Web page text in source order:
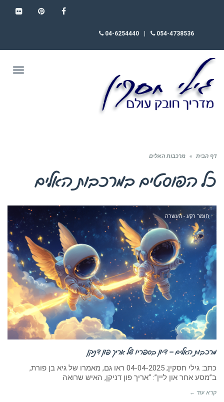
054-4738536
04-6254440
דף הבית » מרכבות האלים
כל הפוסטים במרכבות האלים
חומר רקע - העשרה
מרכבות האלים – דיון בספריו של אריך פון דניקן
כתב: גילי חסקין; 04-04-2025 ראו גם, מאמרו של גיא בן פורת,
ב”מסע אחר און ליין”: “אריך פון דניקן, האיש שרואה
קרא עוד ←